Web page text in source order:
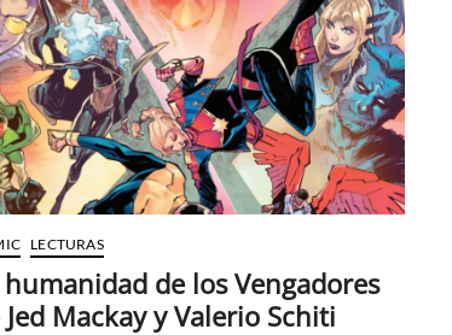
y
quizás
ahora
empiece
lo
bueno
LECTURAS
humanidad de los Vengadores
Jed Mackay y Valerio Schiti